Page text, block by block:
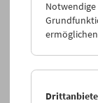
Italiens
Notwendige